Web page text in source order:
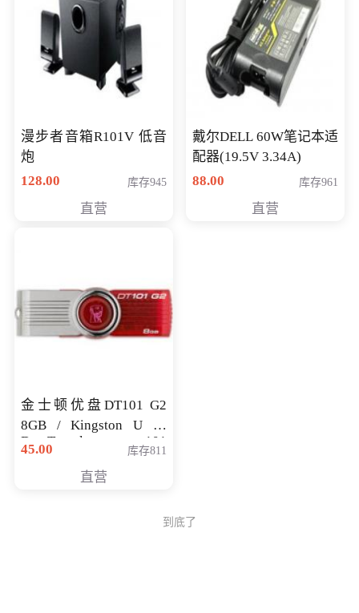
漫步者音箱R101V 低音
炮
128.00
库存945
直营
戴尔DELL 60W笔记本适
配器(19.5V 3.34A)
88.00
库存961
直营
金士顿优盘DT101 G2
8GB / Kingston U 盘
DataTraveler 101
Generati
45.00 库存811
直营
到底了